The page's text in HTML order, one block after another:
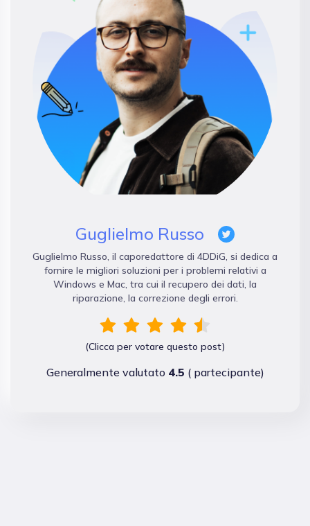
Guglielmo Russo
Guglielmo Russo, il caporedattore di 4DDiG, si dedica a
fornire le migliori soluzioni per i problemi relativi a
Windows e Mac, tra cui il recupero dei dati, la
riparazione, la correzione degli errori.
(Clicca per votare questo post)
Generalmente valutato 4.5 (partecipante)